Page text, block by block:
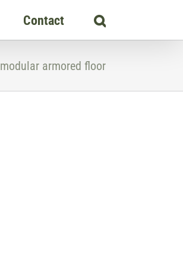
Contact
armored floor